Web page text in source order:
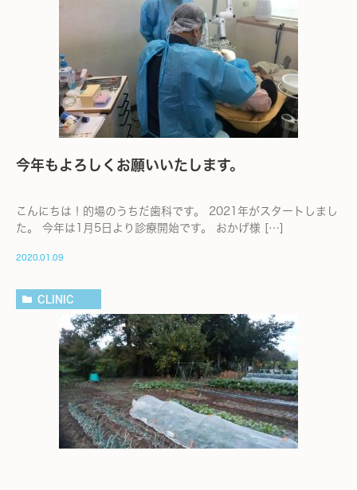
今年もよろしくお願いいたします。
こんにちは！的場のうちだ歯科です。 2021年がスタートしまし
た。 今年は1月5日より診療開始です。 おかげ様 […]
2020.01.09
CLINIC